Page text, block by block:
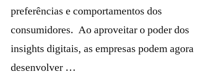
preferências e comportamentos dos
consumidores. Ao aproveitar o poder dos
insights digitais, as empresas podem agora
desenvolver …